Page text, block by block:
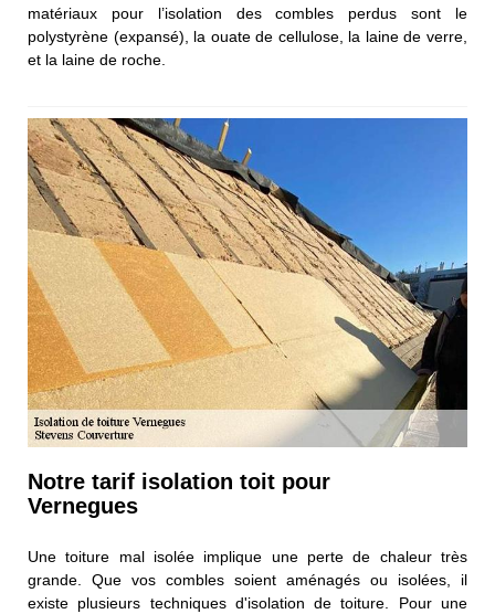
matériaux pour l’isolation des combles perdus sont le
polystyrène (expansé), la ouate de cellulose, la laine de verre,
et la laine de roche.
Notre tarif isolation toit pour
Vernegues
Une toiture mal isolée implique une perte de chaleur très
grande. Que vos combles soient aménagés ou isolées, il
existe plusieurs techniques d'isolation de toiture. Pour une